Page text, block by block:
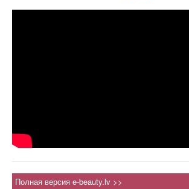
Полная версия e-beauty.lv >>